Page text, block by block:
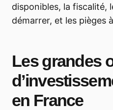
disponibles, la fiscalité,
démarrer, et les pièges
Les grandes
en France